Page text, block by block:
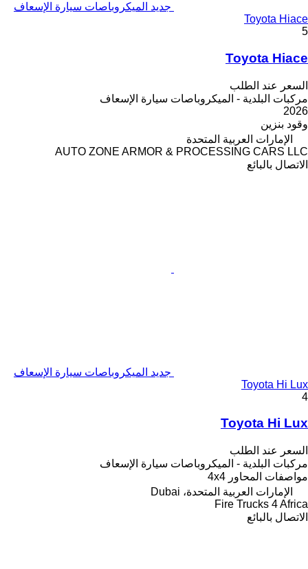
جديد الميكروباصات سيارة الإسعاف
Toyota Hiace
5
Toyota Hiace
السعر عند الطلب
مركبات البلدية - الميكروباصات سيارة الإسعاف
2026
وقود بنزين
الإمارات العربية المتحدة
AUTO ZONE ARMOR & PROCESSING CARS LLC
الاتصال بالبائع
جديد الميكروباصات سيارة الإسعاف
Toyota Hi Lux
4
Toyota Hi Lux
السعر عند الطلب
مركبات البلدية - الميكروباصات سيارة الإسعاف
مواصفات المحاور 4x4
الإمارات العربية المتحدة، Dubai
Fire Trucks 4 Africa
الاتصال بالبائع